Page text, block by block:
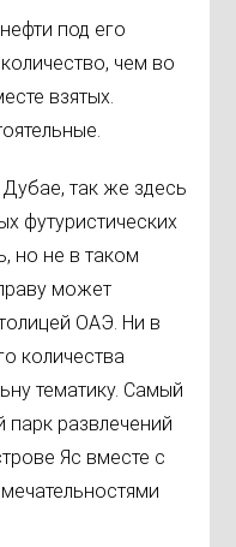
под его
чем во
взятых.
так же здесь
футуристических
но не в таком
может
ОАЭ. Ни в
количества
тематику. Самый
парк развлечений
Яс вместе с